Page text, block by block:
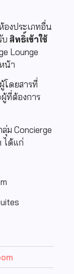
งประเภทอื่น
บ สิทธิ์เข้าใช้
Lounge
น้า
โดยสารที่
ที่ต้องการ
ม Concierge
ได้แก่